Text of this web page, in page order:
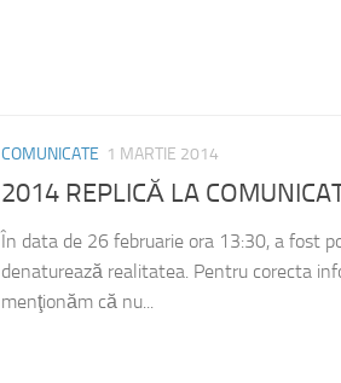
COMUNICATE 1 MARTIE 2014
2014 REPLICĂ LA
În data de 26 februarie ora 13:30, a fost
denaturează realitatea. Pentru corecta
menţionăm că nu...